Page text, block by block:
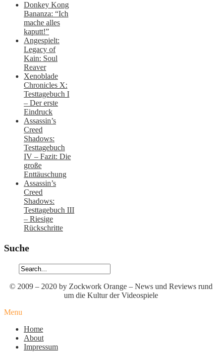
Donkey Kong
Bananza: “Ich
mache alles
kaputt!”
Angespielt:
Legacy of
Kain: Soul
Reaver
Xenoblade
Chronicles X:
Testtagebuch I
– Der erste
Eindruck
Assassin’s
Creed
Shadows:
Testtagebuch
IV – Fazit: Die
große
Enttäuschung
Assassin’s
Creed
Shadows:
Testtagebuch III
– Riesige
Rückschritte
Suche
© 2009 – 2020 by Zockwork Orange – News und Reviews rund
um die Kultur der Videospiele
Menu
Home
About
Impressum